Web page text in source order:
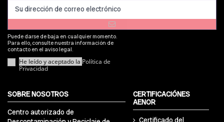
Puede darse de baja en cualquier momento.
Para ello, consulte nuestra información de
contacto en el aviso legal.
He leído y aceptado la Política de
Privacidad
SOBRE NOSOTROS
Centro autorizado de
CERTIFICACIÓNES
AENOR
Certificado del